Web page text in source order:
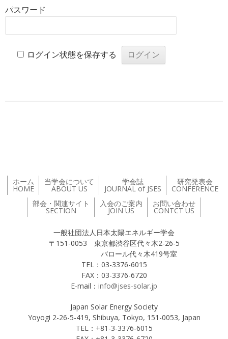
パスワード
ログイン状態を保存する
ホーム
HOME
当学会について
ABOUT US
学会誌
JOURNAL of JSES
研究発表会
CONFERENCE
部会・関連サイト
SECTION
入会のご案内
JOIN US
お問い合わせ
CONTCT US
一般社団法人日本太陽エネルギー学会
〒151-0053 東京都渋谷区代々木2-26-5
バロール代々木419号室
TEL：03-3376-6015
FAX：03-3376-6720
E-mail： info@jses-solar.jp
Japan Solar Energy Society
Yoyogi 2-26-5-419, Shibuya, Tokyo, 151-0053, Japan
TEL：+81-3-3376-6015